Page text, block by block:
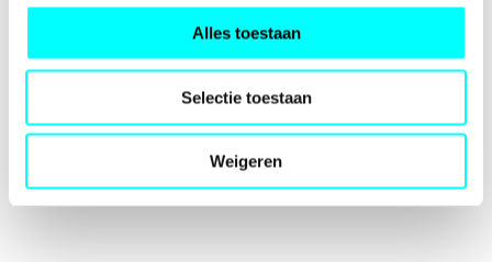
Alles toestaan
Selectie toestaan
Weigeren